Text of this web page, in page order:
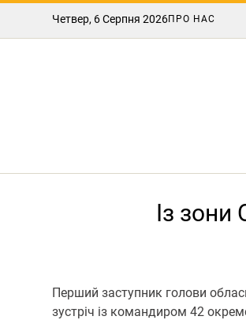
Четвер, 6 Серпня 2026ПРО НАС
Із
Перший заступник голови
зустріч із командиром 42